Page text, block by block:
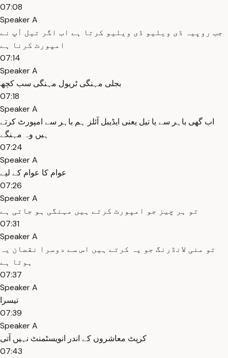
07:08
Speaker A
جب روپیہ ڈی ویلیو ڈی ویلیو کرتا ہے اب اگر تیل آپ نے
امپورٹ کرنا ہے
07:14
Speaker A
بجلی مہنگی ٹریول مہنگی سب کچھ
07:18
Speaker A
اب گھی باہر سے یا تیل یعنی ایڈیبل آئلز ہم باہر سے امپورٹ کرتے
ہیں وہ مہنگے
07:24
Speaker A
عوام کا عوام کے لیے
07:26
Speaker A
تو ہر چیز جو امپورٹ کرتے ہیں مہنگی ہو جاتی ہے
07:31
Speaker A
تو منی لانڈرنگ جو یہ کرتے ہیں اس سے دوسرا نقصان یہ
ہوتا ہے
07:37
Speaker A
تیسرا
07:39
Speaker A
کرپٹ معاشروں کے اندر انویسٹمنٹ نہیں آتی
07:43